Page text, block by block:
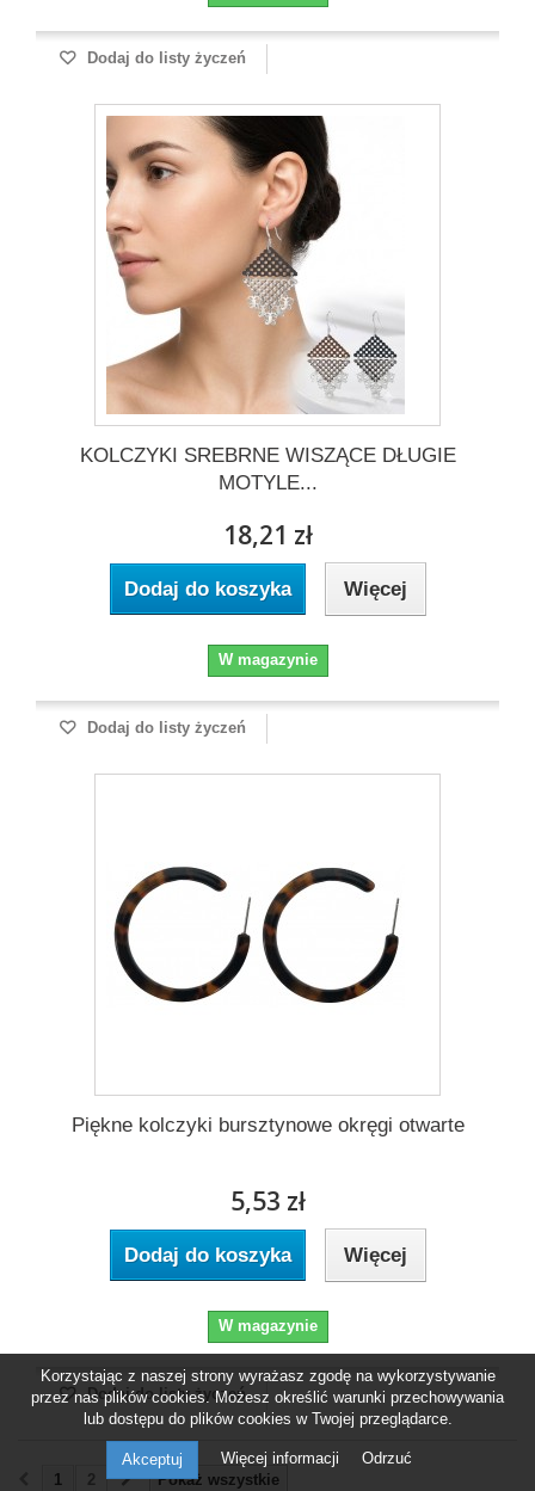
Dodaj do listy życzeń
KOLCZYKI SREBRNE WISZĄCE DŁUGIE
MOTYLE...
18,21 zł
Dodaj do koszyka Więcej
W magazynie
Dodaj do listy życzeń
Piękne kolczyki bursztynowe okręgi otwarte
5,53 zł
Dodaj do koszyka Więcej
W magazynie
Dodaj do listy życzeń
Pokaż wszystkie
1 2
Korzystając z naszej strony wyrażasz zgodę na wykorzystywanie
przez nas plików cookies. Możesz określić warunki przechowywania
lub dostępu do plików cookies w Twojej przeglądarce.
Akceptuj Więcej informacji Odrzuć